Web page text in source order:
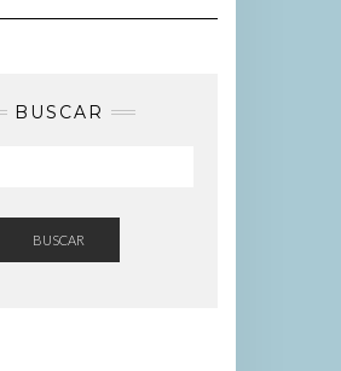
BUSCAR
BUSCAR